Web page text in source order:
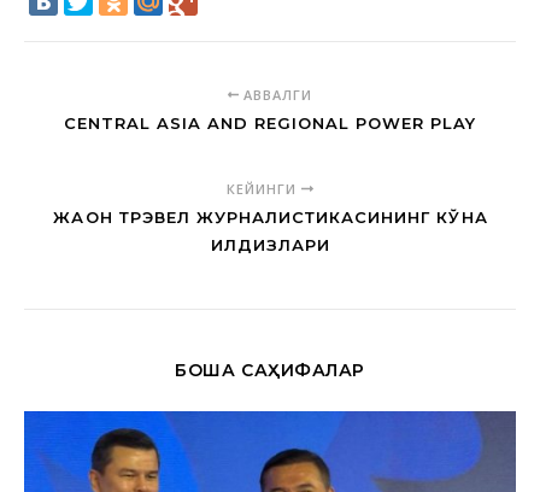
АВВАЛГИ
CENTRAL ASIA AND REGIONAL POWER PLAY
КЕЙИНГИ
ЖАҲОН ТРЭВЕЛ ЖУРНАЛИСТИКАСИНИНГ КЎҲНА
ИЛДИЗЛАРИ
БОШҚА САҲИФАЛАР